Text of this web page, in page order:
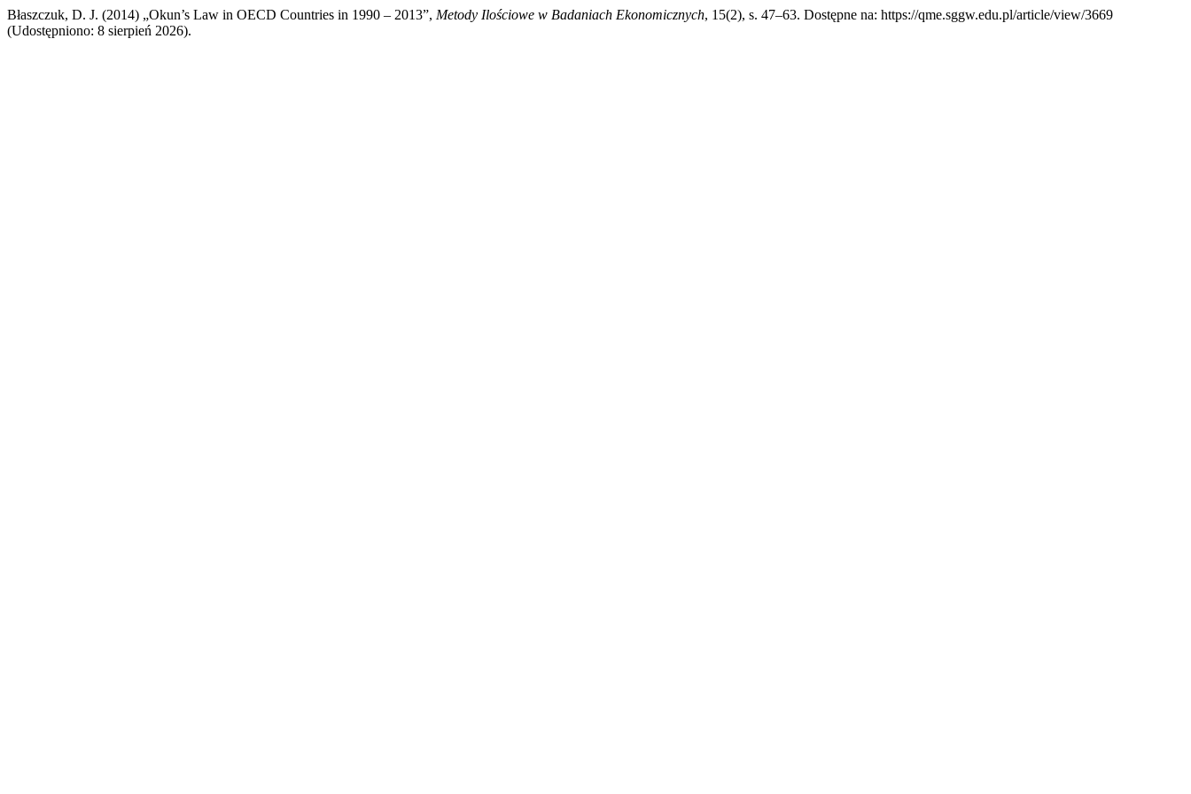
Błaszczuk, D. J. (2014) „Okun’s Law in OECD Countries in 1990 – 2013”, Metody Ilościowe w Badaniach Ekonomicznych, 15(2), s. 47–63. Dostępne na: https://qme.sggw.edu.pl/article/view/3669
(Udostępniono: 8 sierpień 2026).